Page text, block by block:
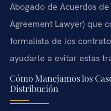
Abogado de Acuerdos
Agreement Lawyer) que
formalista de los
ayudarle a evitar estas
Cómo Manejamos los
Distribución